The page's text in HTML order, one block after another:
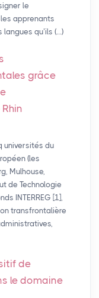
le
apprenants
qu’ils (…)
grâce
universités du
(les
Mulhouse,
de Technologie
INTERREG [1],
transfrontalière
de
le domaine